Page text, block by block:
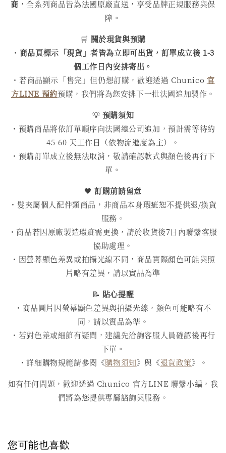
商 ，全系列商品皆為法國原廠直送，享受品牌正規服務與保
障。
🛒 關於現貨與預購
・ 商品頁標示「現貨」者皆為立即可出貨，訂單成立後 1-3
個工作日內安排寄出。
・若商品顯示「售完」但仍想訂購，歡迎透過 Chunico 官
方LINE 預約預購，我們將為您安排下一批法國追加製作。
💡 預購須知
・預購商品將依訂單順序向法國總公司追加，預計需等待約
45-60 天工作日（依物流進度為主）。
・預購訂單成立後無法取消，敬請確認款式與顏色後再行下
單。
🖤訂購前請留意
・髮夾屬個人配件類商品，非商品本身瑕疵恕不提供退/換貨
服務。
・商品若因原廠製造瑕疵需更換，請於收貨後7日內聯繫客服
協助處理。
・因螢幕顯色差異或拍攝光線不同，商品實際顏色可能與照
片略有差異，請以實品為準
📝 貼心提醒
・商品圖片因螢幕顯色差異與拍攝光線，顏色可能略有不
同，請以實品為準。
・若對色差或細節有疑問，建議先洽詢客服人員確認後再行
下單。
・詳細購物規範請參閱《購物須知》與《退貨政策》。
如有任何問題，歡迎透過 Chunico 官方LINE 聯繫小編，我
們將為您提供專屬諮詢與服務。
您可能也喜歡